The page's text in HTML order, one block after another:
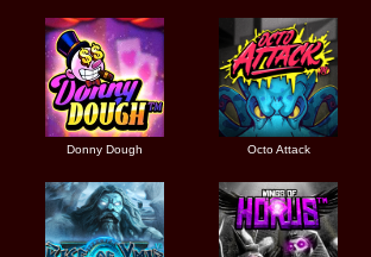
Donny Dough Octo Attack